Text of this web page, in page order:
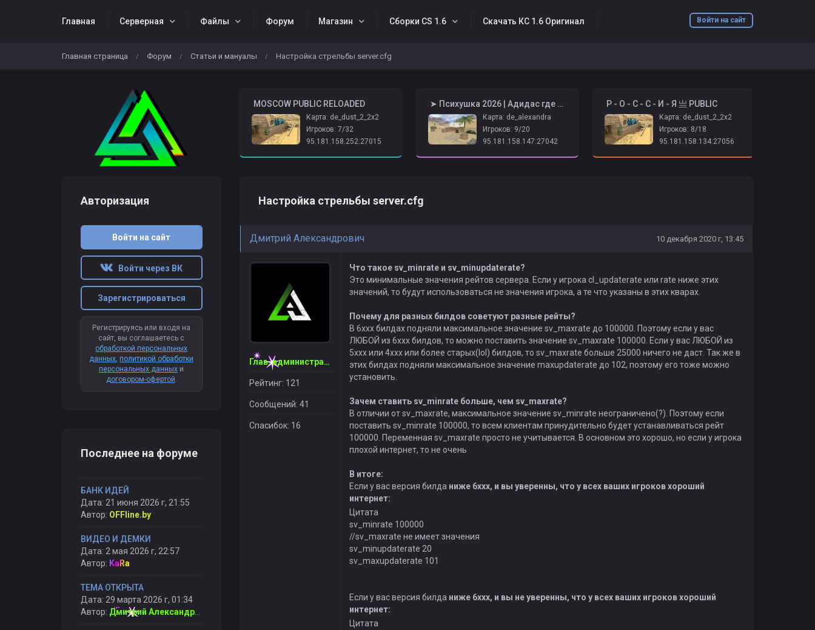
Войти на сайт
Главная Серверная Файлы Форум Магазин Сборки CS 1.6 Скачать КС 1.6 Оригинал
Жалобы Download CS 1.6
Главная страница / Форум / Статьи и мануалы / Настройка стрельбы server.cfg
️ MOSCOW PUBLIC RELOADED
Карта: de_dust_2_2x2
Игроков: 7/32
95.181.158.252:27015
️ ➤ Психушка 2026 | Адидас где бабки? ➤
Карта: de_alexandra
Игроков: 9/20
95.181.158.147:27042
️ Р - О - С - С - И - Я 亗 PUBLIC
Карта: de_dust_2_2x2
Игроков: 8/18
95.181.158.134:27056
Настройка стрельбы server.cfg
Дмитрий Александрович 10 декабря 2020 г, 13:45
Глав. администратор
Рейтинг: 121
Сообщений: 41
Спасибок: 16
Что такое sv_minrate и sv_minupdaterate?
Это минимальные значения рейтов сервера. Если у игрока cl_updaterate или rate ниже этих
значений, то будут использоваться не значения игрока, а те что указаны в этих кварах.
Почему для разных билдов советуют разные рейты?
В 6ххх билдах подняли максимальное значение sv_maxrate до 100000. Поэтому если у вас
ЛЮБОЙ из 6ххх билдов, то можно поставить значение sv_maxrate 100000. Если у вас ЛЮБОЙ из
5ххх или 4ххх или более старых(lol) билдов, то sv_maxrate больше 25000 ничего не даст. Так же в
этих билдах подняли максимальное значение maxupdaterate до 102, поэтому его тоже можно
установить.
Зачем ставить sv_minrate больше, чем sv_maxrate?
В отличии от sv_maxrate, максимальное значение sv_minrate неограничено(?). Поэтому если
поставить sv_minrate 100000, то всем клиентам принудительно будет устанавливаться рейт
100000. Переменная sv_maxrate просто не учитывается. В основном это хорошо, но если у игрока
плохой интернет, то не очень
В итоге:
Если у вас версия билда ниже 6ххх, и вы уверенны, что у всех ваших игроков хороший
интернет:
Цитата
sv_minrate 100000
//sv_maxrate не имеет значения
sv_minupdaterate 20
sv_maxupdaterate 101
Если у вас версия билда ниже 6ххх, и вы не уверенны, что у всех ваших игроков хороший
интернет:
Цитата
Авторизация
Войти на сайт
Войти через ВК
Зарегистрироваться
Регистрируясь или входя на
сайт, вы соглашаетесь с
обработкой персональных
данных,политикой обработки
персональных данных и
договором-офертой.
Последнее на форуме
БАНК ИДЕЙ
Дата: 21 июня 2026 г, 21:55
Автор: OFFline.by
ВИДЕО И ДЕМКИ
Дата: 2 мая 2026 г, 22:57
Автор: KaRa
ТЕМА ОТКРЫТА
Дата: 29 марта 2026 г, 01:34
Автор: Дмитрий Александрович